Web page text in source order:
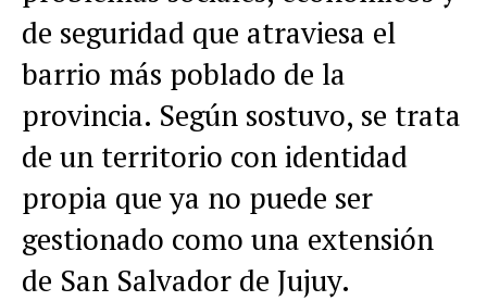
de seguridad que atraviesa el
barrio más poblado de la
provincia. Según sostuvo, se trata
de un territorio con identidad
propia que ya no puede ser
gestionado como una extensión
de San Salvador de Jujuy.